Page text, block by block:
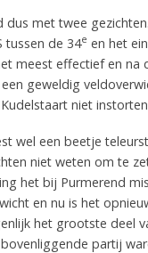
dus met twee
tussen de 34e en het
meest effectief en na
geweldig
niet
wel een beetje
niet weten om te
het bij Purmerend
en nu is het
het grootste deel
partij